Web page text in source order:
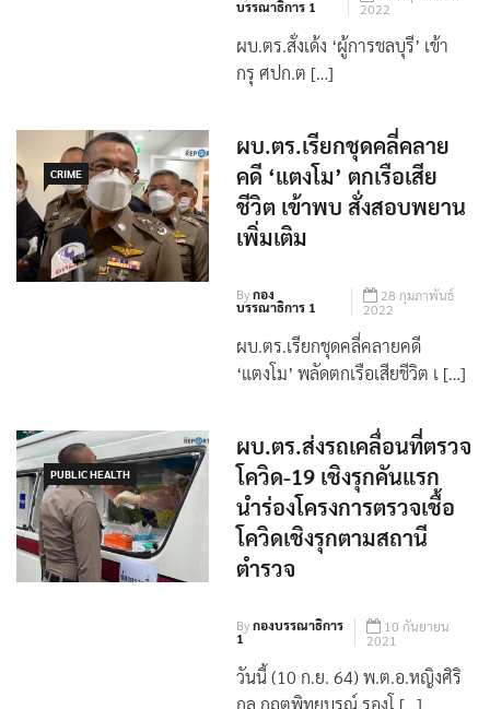
By กอง
บรรณาธิการ 1
14 พฤศจิกายน
2022
ผบ.ตร.สั่งเด้ง ‘ผู้การชลบุรี’ เข้า
CRIME
ผบ.ตร.เรียกชุดคลี่คลาย
คดี ‘แตงโม’ ตกเรือเสีย
ชีวิต เข้าพบ สั่งสอบพยาน
เพิ่มเติม
By กอง
บรรณาธิการ 1
28 กุมภาพันธ์
2022
PUBLIC HEALTH
ผบ.ตร.ส่งรถเคลื่อนที่ตรวจ
โควิด-19 เชิงรุกคันแรก
นำร่องโครงการตรวจเชื้อ
โควิดเชิงรุกตามสถานี
ตำรวจ
Byกองบรรณาธิการ
1
10 กันยายน
2021